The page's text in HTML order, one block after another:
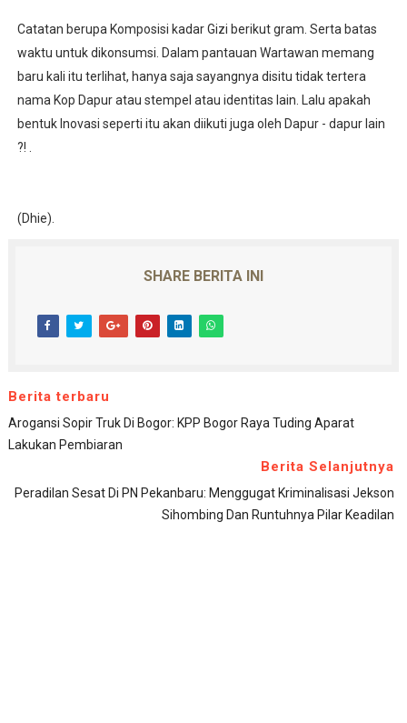
Catatan berupa Komposisi kadar Gizi berikut gram. Serta batas
waktu untuk dikonsumsi. Dalam pantauan Wartawan memang
baru kali itu terlihat, hanya saja sayangnya disitu tidak tertera
nama Kop Dapur atau stempel atau identitas lain. Lalu apakah
bentuk Inovasi seperti itu akan diikuti juga oleh Dapur - dapur lain
?! .
(Dhie).
SHARE BERITA INI
Berita terbaru
Arogansi Sopir Truk Di Bogor: KPP Bogor Raya Tuding Aparat
Lakukan Pembiaran
Berita Selanjutnya
Peradilan Sesat Di PN Pekanbaru: Menggugat Kriminalisasi Jekson
Sihombing Dan Runtuhnya Pilar Keadilan